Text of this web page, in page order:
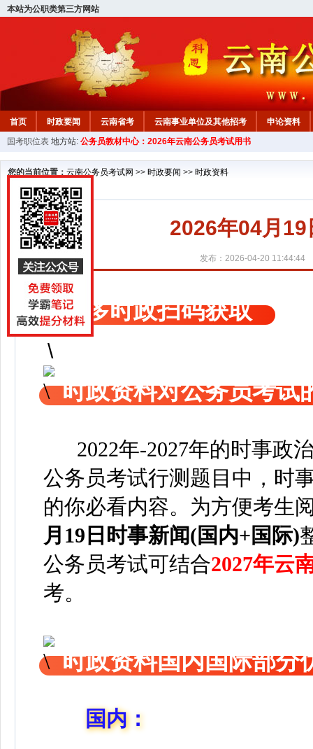
本站为公职类第三方网站
首页 时政要闻 云南省考 云南事业单位及其他招考
申论资料
国考职位表 地方站: 公务员教材中心：2026年云南公务员考试用书
您的当前位置： 云南公务员考试网 >> 时政要闻 >> 时政资料
2026年04月
发布：2026-04-20 11:44:44
更多时政扫码获取
时政资料对公务员考试
2022年-2027年的时事政
公务员考试行测题目中，时
的你必看内容。为方便考生
月19日 时事新闻(国内+国际)
公务员考试可结合2027年云
考。
时政资料国内国际部分
国内：